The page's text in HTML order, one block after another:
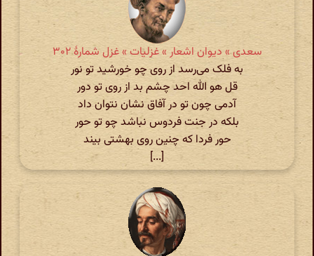
سعدی » دیوان اشعار » غزلیات » غزل شمارهٔ ۳۰۲
به فلک می‌رسد از روی چو خورشید تو نور
قل هو الله احد چشم بد از روی تو دور
آدمی چون تو در آفاق نشان نتوان داد
بلکه در جنت فردوس نباشد چو تو حور
حور فردا که چنین روی بهشتی بیند
[...]